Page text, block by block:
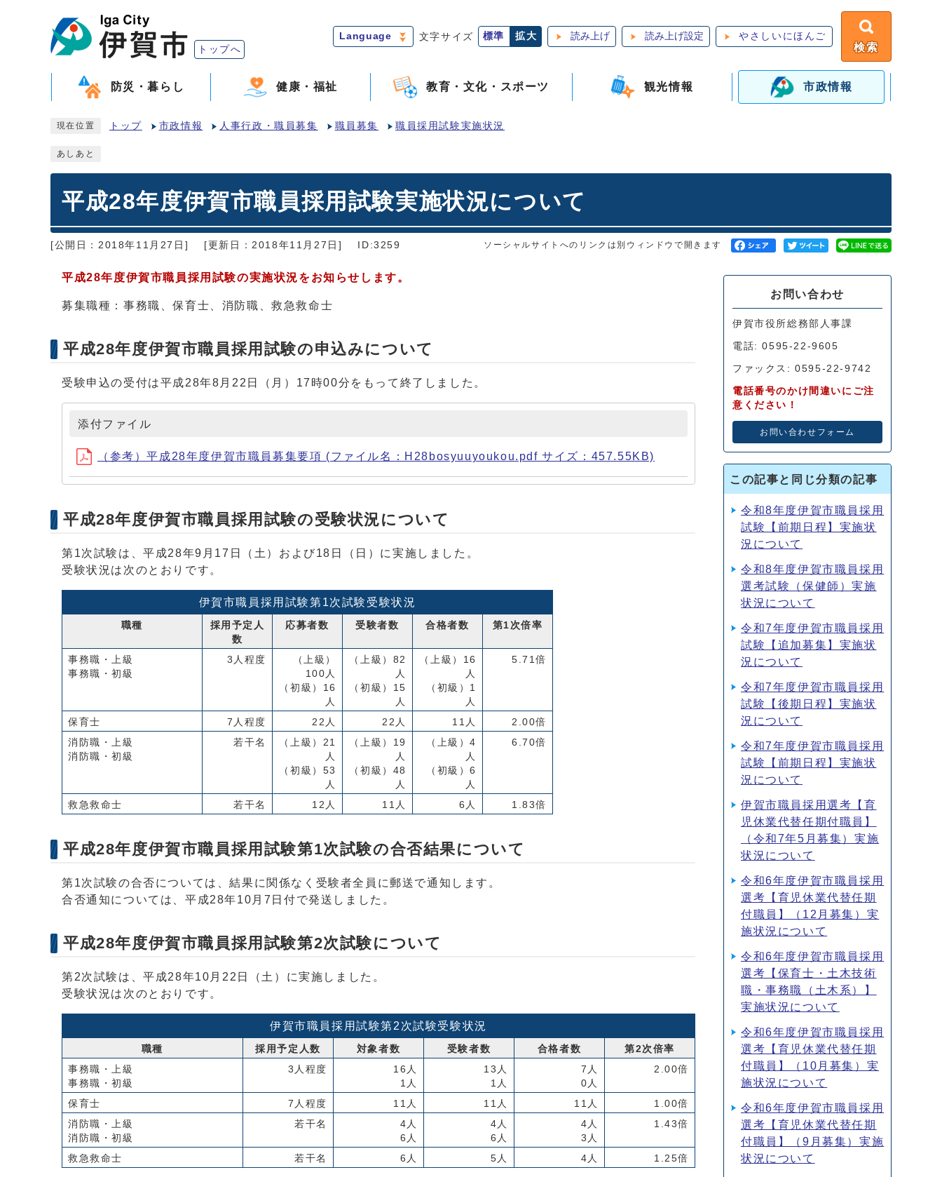
トップへ
Language 文字サイズ 標準 拡大 読み上げ 読み上げ設定 やさしいにほんご
検索
防災・暮らし 健康・福祉 教育・文化・スポーツ 観光情報 市政情報
現在位置 トップ 市政情報 人事行政・職員募集 職員募集 職員採用試験実施状況
あしあと
平成28年度伊賀市職員採用試験実施状況について
[公開日：2018年11月27日] [更新日：2018年11月27日] ID:3259 ソーシャルサイトへのリンクは別ウィンドウで開きます
平成28年度伊賀市職員採用試験の実施状況をお知らせします。
募集職種：事務職、保育士、消防職、救急救命士
平成28年度伊賀市職員採用試験の申込みについて
受験申込の受付は平成28年8月22日（月）17時00分をもって終了しました。
添付ファイル
（参考）平成28年度伊賀市職員募集要項 (ファイル名：H28bosyuuyoukou.pdf サイズ：457.55KB)
平成28年度伊賀市職員採用試験の受験状況について
第1次試験は、平成28年9月17日（土）および18日（日）に実施しました。
受験状況は次のとおりです。
伊賀市職員採用試験第1次試験受験状況
職種
採用予定人
数
応募者数 受験者数 合格者数 第1次倍率
事務職・上級
事務職・初級
3人程度
（上級）
100人
（初級）16
人
（上級）82
人
（初級）15
人
（上級）16
人
（初級）1
人
5.71倍
保育士 7人程度 22人 22人 11人
2.00倍
消防職・上級
消防職・初級
若干名
（上級）21
人
（初級）53
人
（上級）19
人
（初級）48
人
（上級）4
人
（初級）6
人
6.70倍
救急救命士 若干名 12人 11人 6人 1.83倍
平成28年度伊賀市職員採用試験第1次試験の合否結果について
第1次試験の合否については、結果に関係なく受験者全員に郵送で通知します。
合否通知については、平成28年10月7日付で発送しました。
平成28年度伊賀市職員採用試験第2次試験について
第2次試験は、平成28年10月22日（土）に実施しました。
受験状況は次のとおりです。
伊賀市職員採用試験第2次試験受験状況
職種 採用予定人数 対象者数 受験者数 合格者数
第2次倍率
事務職・上級
事務職・初級
3人程度
16人
1人
13人
1人
7人
0人
2.00倍
保育士 7人程度 11人 11人 11人
1.00倍
消防職・上級
消防職・初級
若干名
4人
6人
4人
6人
4人
3人
1.43倍
救急救命士 若干名 6人 5人 4人 1.25倍
お問い合わせ
伊賀市役所総務部人事課
電話: 0595-22-9605
ファックス: 0595-22-9742
電話番号のかけ間違いにご注
意ください！
お問い合わせフォーム
この記事と同じ分類の記事
令和8年度伊賀市職員採用
試験【前期日程】実施状
況について
令和8年度伊賀市職員採用
選考試験（保健師）実施
状況について
令和7年度伊賀市職員採用
試験【追加募集】実施状
況について
令和7年度伊賀市職員採用
試験【後期日程】実施状
況について
令和7年度伊賀市職員採用
試験【前期日程】実施状
況について
伊賀市職員採用選考【育
児休業代替任期付職員】
（令和7年5月募集）実施
状況について
令和6年度伊賀市職員採用
選考【育児休業代替任期
付職員】（12月募集）実
施状況について
令和6年度伊賀市職員採用
選考【保育士・土木技術
職・事務職（土木系）】
実施状況について
令和6年度伊賀市職員採用
選考【育児休業代替任期
付職員】（10月募集）実
施状況について
令和6年度伊賀市職員採用
選考【育児休業代替任期
付職員】（9月募集）実施
状況について